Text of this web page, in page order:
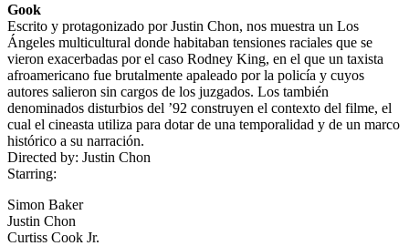
Gook
Escrito y protagonizado por Justin Chon, nos muestra un Los
Ángeles multicultural donde habitaban tensiones raciales que se
vieron exacerbadas por el caso Rodney King, en el que un taxista
afroamericano fue brutalmente apaleado por la policía y cuyos
autores salieron sin cargos de los juzgados. Los también
denominados disturbios del ’92 construyen el contexto del filme, el
cual el cineasta utiliza para dotar de una temporalidad y de un marco
histórico a su narración.
Directed by: Justin Chon
Starring:
Simon Baker
Justin Chon
Curtiss Cook Jr.